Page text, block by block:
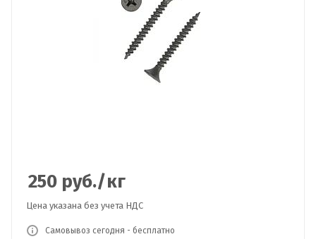
250 руб./кг
Цена указана без учета НДС
Самовывоз сегодня - бесплатно